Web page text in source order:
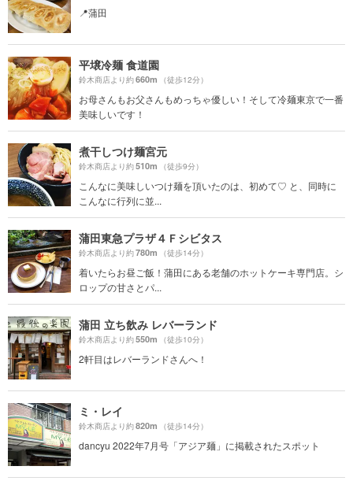
📍蒲田
平壌冷麺 食道園
鈴木商店より約660m （徒歩12分）
お母さんもお父さんもめっちゃ優しい！そして冷麺東京で一番
美味しいです！
煮干しつけ麺宮元
鈴木商店より約510m （徒歩9分）
こんなに美味しいつけ麺を頂いたのは、初めて♡ と、同時に
こんなに行列に並...
蒲田東急プラザ４Ｆシビタス
鈴木商店より約780m （徒歩14分）
着いたらお昼ご飯！蒲田にある老舗のホットケーキ専門店。シ
ロップの甘さとパ...
蒲田 立ち飲み レバーランド
鈴木商店より約550m （徒歩10分）
2軒目はレバーランドさんへ！
ミ・レイ
鈴木商店より約820m （徒歩14分）
dancyu 2022年7月号「アジア麺」に掲載されたスポット